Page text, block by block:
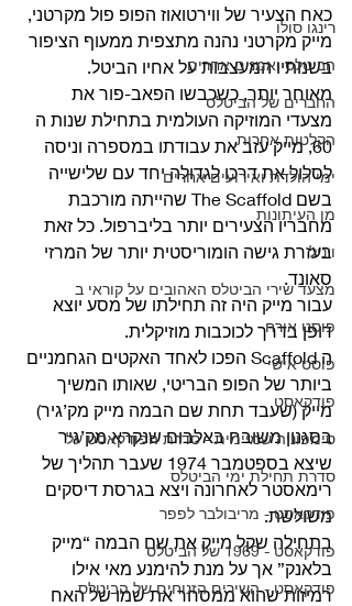
רינגו סולו
הביטלס ואמנים אחרים
החברים של הביטלס
הקלטות אחרות
ימי הולדת ואירועים אחרים
מן העיתונות
ויניל
מצעד שירי הביטלס האהובים על קוראי ב
פוסט אורח
פוסט אישי
פודקאסט
סימפוניה שמיימית - סדרת הפודקאסט על
סדרת תחילת ימי הביטלס
פודקאסט - מריבולבר לפפר
פודקאסט - 1969 של הביטלס
פודקאסט - השירים הזנוחים של הביטלס
כאח הצעיר של ווירטואוז הפופ פול מקרטני,
מייק מקרטני נהנה מתצפית ממעוף הציפור
בשנותיו המעצבות על אחיו הביטל.
מאוחר יותר, כשכבשו הפאב-פור את
מצעדי המוזיקה העולמית בתחילת שנות ה
60, מייק עזב את עבודתו במספרה וניסה
לסלול את דרכו לגדולה יחד עם שלישייה
בשם The Scaffold שהייתה מורכבת
מחבריו הצעירים יותר בליברפול. כל זאת
בעזרת גישה הומוריסטית יותר של המרזי
סאונד.
עבור מייק היה זה תחילתו של מסע יוצא
דופן בדרך לכוכבות מוזיקלית.
ה Scaffold הפכו לאחד האקטים הגחמניים
ביותר של הפופ הבריטי, שאותו המשיך
מייק (שעבד תחת שם הבמה מייק מק’גיר)
בסגנון משובח באלבום שנקרא מק’גיר
שיצא בספטמבר 1974 שעבר תהליך של
רימאסטר לאחרונה ויצא בגרסת דיסקים
משולשת.
בתחילה שקל מייק את שם הבמה “מייק
בלאנק” אך על מנת להימנע מאי אילו
רמיזות שהוא ממסחר את שמו של האח